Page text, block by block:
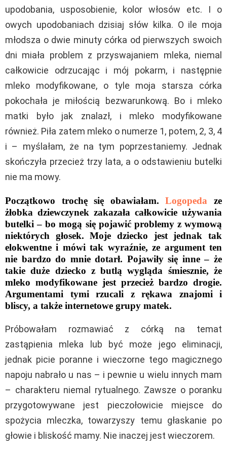
upodobania, usposobienie, kolor włosów etc. I o
owych upodobaniach dzisiaj słów kilka. O ile moja
młodsza o dwie minuty córka od pierwszych swoich
dni miała problem z przyswajaniem mleka, niemal
całkowicie odrzucając i mój pokarm, i następnie
mleko modyfikowane, o tyle moja starsza córka
pokochała je miłością bezwarunkową. Bo i mleko
matki było jak znalazł, i mleko modyfikowane
również. Piła zatem mleko o numerze 1, potem, 2, 3, 4
i – myślałam, że na tym poprzestaniemy. Jednak
skończyła przecież trzy lata, a o odstawieniu butelki
nie ma mowy.
Początkowo trochę się obawiałam.Logopeda ze
żłobka dziewczynek zakazała całkowicie używania
butelki – bo mogą się pojawić problemy z wymową
niektórych głosek. Moje dziecko jest jednak tak
elokwentne i mówi tak wyraźnie, ze argument ten
nie bardzo do mnie dotarł. Pojawiły się inne – że
takie duże dziecko z butlą wygląda śmiesznie, że
mleko modyfikowane jest przecież bardzo drogie.
Argumentami tymi rzucali z rękawa znajomi i
bliscy, a także internetowe grupy matek.
Próbowałam rozmawiać z córką na temat
zastąpienia mleka lub być może jego eliminacji,
jednak picie poranne i wieczorne tego magicznego
napoju nabrało u nas – i pewnie u wielu innych mam
– charakteru niemal rytualnego. Zawsze o poranku
przygotowywane jest pieczołowicie miejsce do
spożycia mleczka, towarzyszy temu głaskanie po
głowie i bliskość mamy. Nie inaczej jest wieczorem.